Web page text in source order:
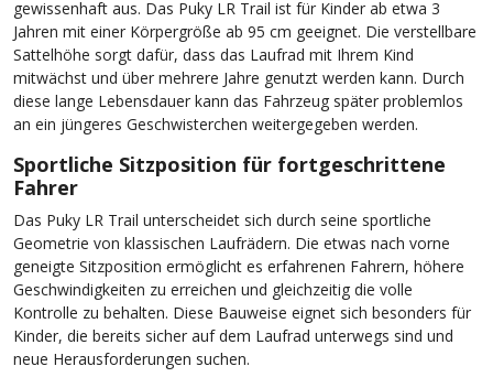
gewissenhaft aus. Das Puky LR Trail ist für Kinder ab etwa 3
Jahren mit einer Körpergröße ab 95 cm geeignet. Die verstellbare
Sattelhöhe sorgt dafür, dass das Laufrad mit Ihrem Kind
mitwächst und über mehrere Jahre genutzt werden kann. Durch
diese lange Lebensdauer kann das Fahrzeug später problemlos
an ein jüngeres Geschwisterchen weitergegeben werden.
Sportliche Sitzposition für fortgeschrittene
Fahrer
Das Puky LR Trail unterscheidet sich durch seine sportliche
Geometrie von klassischen Laufrädern. Die etwas nach vorne
geneigte Sitzposition ermöglicht es erfahrenen Fahrern, höhere
Geschwindigkeiten zu erreichen und gleichzeitig die volle
Kontrolle zu behalten. Diese Bauweise eignet sich besonders für
Kinder, die bereits sicher auf dem Laufrad unterwegs sind und
neue Herausforderungen suchen.